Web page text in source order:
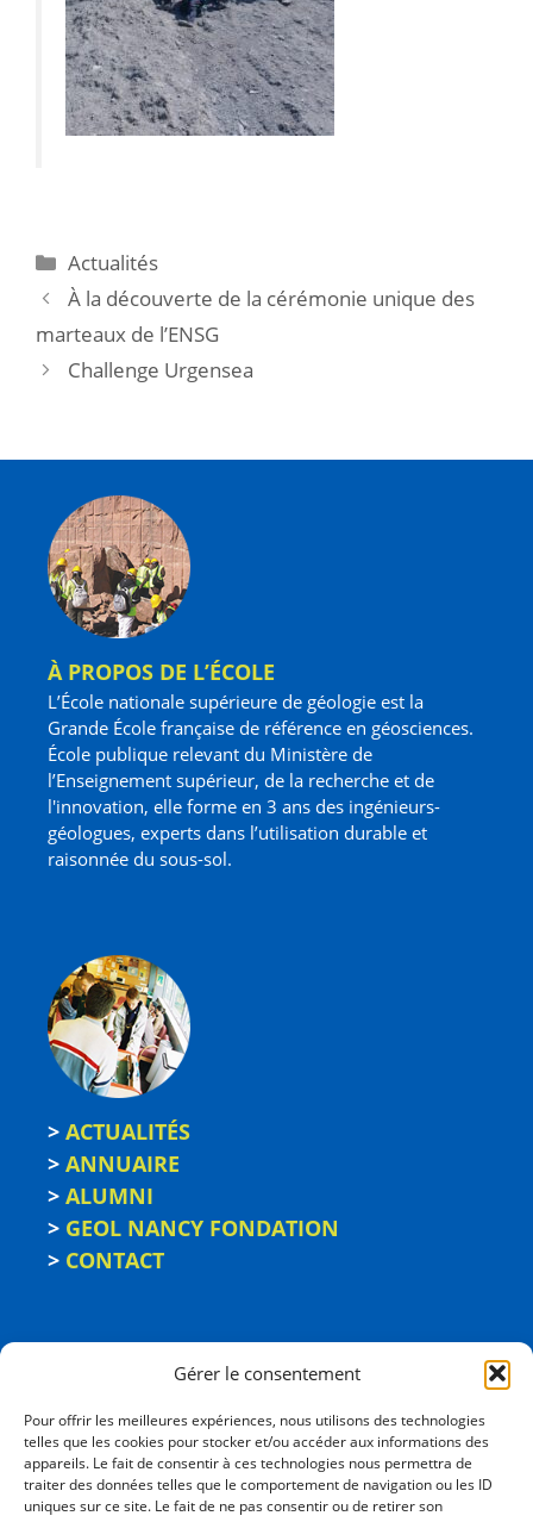
Gérer le consentement
Pour offrir les meilleures expériences, nous utilisons des technologies
telles que les cookies pour stocker et/ou accéder aux informations des
appareils. Le fait de consentir à ces technologies nous permettra de
traiter des données telles que le comportement de navigation ou les ID
uniques sur ce site. Le fait de ne pas consentir ou de retirer son
Actualités
À la découverte de la cérémonie unique des
marteaux de l’ENSG
Challenge Urgensea
À PROPOS DE L’ÉCOLE
L’École nationale supérieure de géologie est la
Grande École française de référence en géosciences.
École publique relevant du Ministère de
l’Enseignement supérieur, de la recherche et de
l'innovation, elle forme en 3 ans des ingénieurs-
géologues, experts dans l’utilisation durable et
raisonnée du sous-sol.
> ACTUALITÉS
> ANNUAIRE
> ALUMNI
> GEOL NANCY FONDATION
> CONTACT